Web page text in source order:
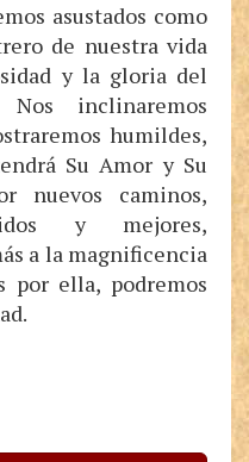
asustados como
de nuestra vida
y la gloria del
inclinaremos
humildes,
Su Amor y Su
nuevos caminos,
y mejores,
a la magnificencia
por ella, podremos